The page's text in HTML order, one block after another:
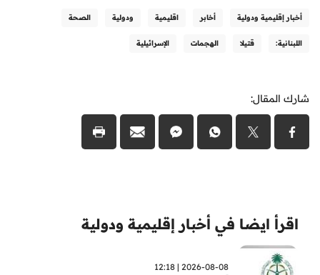
أخبار إقليمية ودولية أخابر اقليمية ودولية الصحة
اللبنانية: قتيلا الهجمات الإسرائيلية
شارك المقال:
اقرأ ايضا في أخبار إقليمية ودولية
2026-08-08 | 12:18